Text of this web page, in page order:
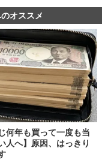
オススメ
何年も買って一度も当
人へ】原因、はっきり